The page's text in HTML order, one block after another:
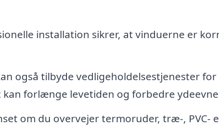
installation sikrer, at vinduerne er
også tilbyde vedligeholdelsestjenester for
forlænge levetiden og forbedre
om du overvejer termoruder, træ-, PVC-